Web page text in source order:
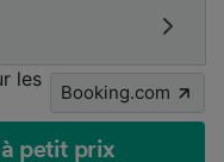
les
Booking.com
petit prix